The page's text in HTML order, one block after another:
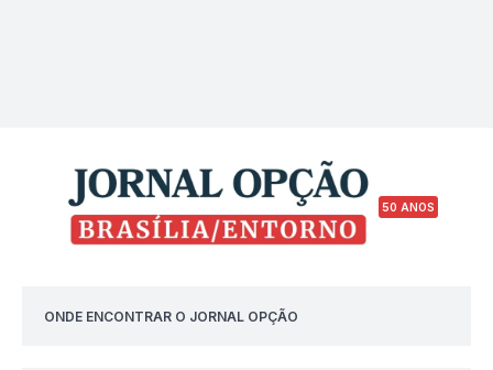
50 ANOS
ONDE ENCONTRAR O JORNAL OPÇÃO